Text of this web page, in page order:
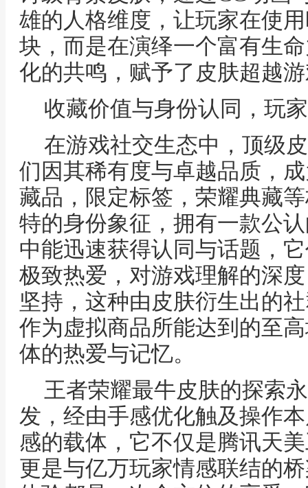
雄的人格维度，让玩家在使
块，而是在演绎一个富有生
化的共鸣，赋予了皮肤超越
收藏价值与身份认同，玩
在游戏社交生态中，顶级
们因其稀有度与卓越品质，
藏品，限定标签，荣耀典藏
特的身份象征，拥有一款公
中能迅速获得认同与话题，
极致热爱，对游戏理解的深
坚持，这种由皮肤衍生出的
作为虚拟商品所能达到的至
体的热爱与记忆。
王者荣耀最牛皮肤的探索
发，经由手感优化触及操作
感的载体，它不仅是腾讯天
更是与亿万玩家情感联结的